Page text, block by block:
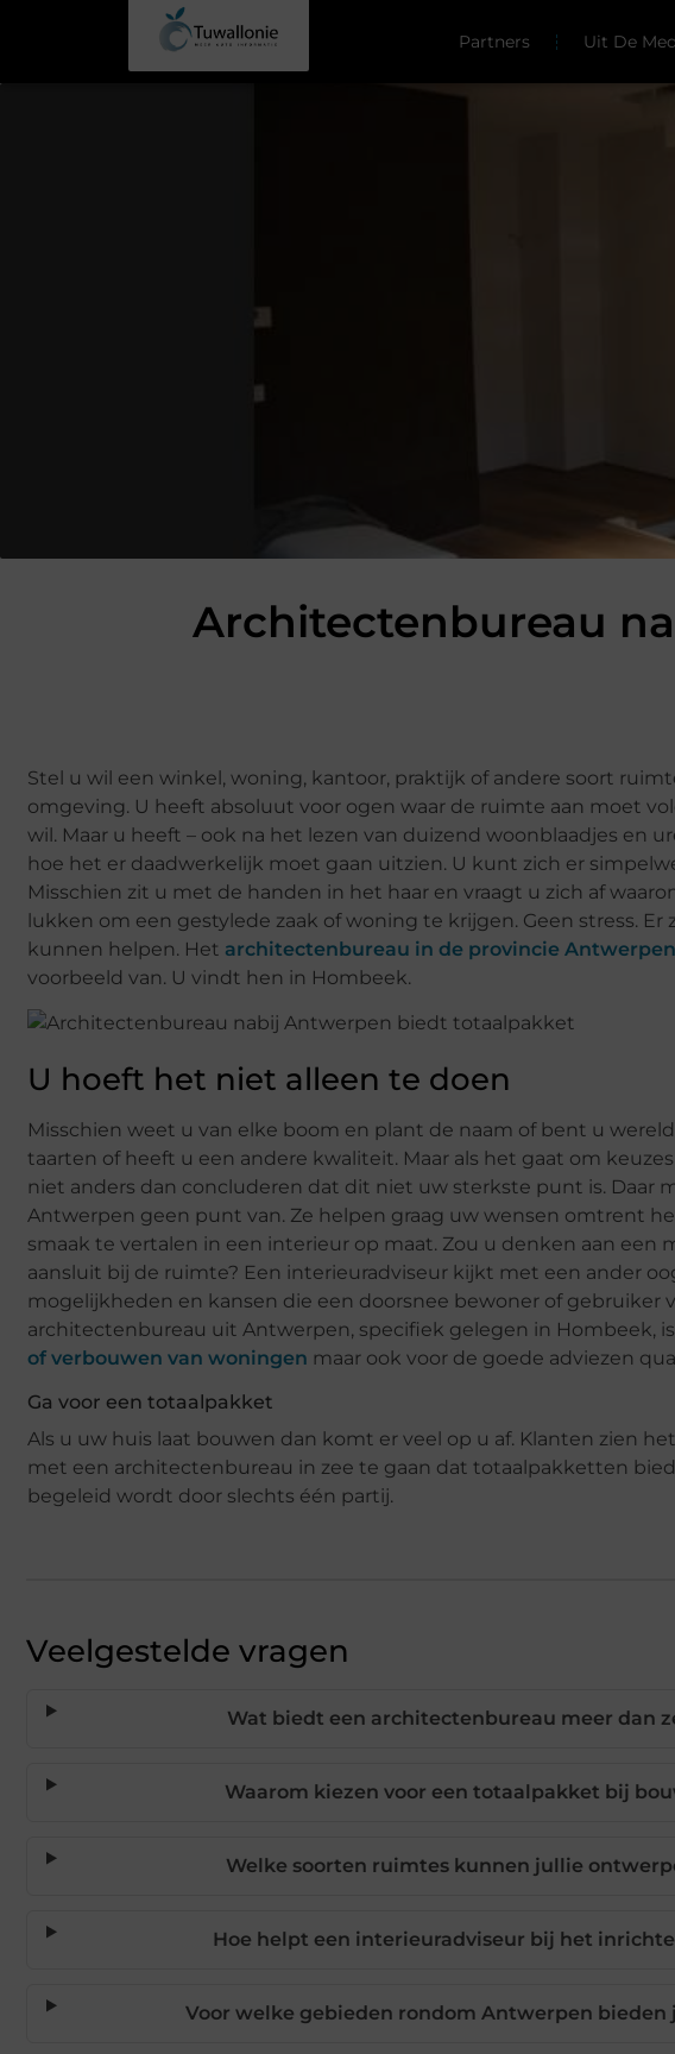
Partners Uit De
Architectenbureau
Stel u wil een winkel, woning, kantoor, praktijk of andere soort
omgeving. U heeft absoluut voor ogen waar de ruimte aan moet
wil. Maar u heeft – ook na het lezen van duizend woonblaadjes en
hoe het er daadwerkelijk moet gaan uitzien. U kunt zich er
Misschien zit u met de handen in het haar en vraagt u zich af
lukken om een gestylede zaak of woning te krijgen. Geen stress.
kunnen helpen. Het architectenbureau in de provincie Antwerpen
voorbeeld van. U vindt hen in Hombeek.
U hoeft het niet alleen te doen
Misschien weet u van elke boom en plant de naam of bent u
taarten of heeft u een andere kwaliteit. Maar als het gaat om
niet anders dan concluderen dat dit niet uw sterkste punt is. Daar
Antwerpen geen punt van. Ze helpen graag uw wensen omtrent
smaak te vertalen in een interieur op maat. Zou u denken aan een
aansluit bij de ruimte? Een interieuradviseur kijkt met een ander
mogelijkheden en kansen die een doorsnee bewoner of gebruiker
architectenbureau uit Antwerpen, specifiek gelegen in Hombeek,
of verbouwen van woningen maar ook voor de goede adviezen
Ga voor een totaalpakket
Als u uw huis laat bouwen dan komt er veel op u af. Klanten zien
met een architectenbureau in zee te gaan dat totaalpakketten
begeleid wordt door slechts één partij.
Veelgestelde vragen
Wat biedt een architectenbureau meer dan
Waarom kiezen voor een totaalpakket bij
Welke soorten ruimtes kunnen jullie
Hoe helpt een interieuradviseur bij het
Voor welke gebieden rondom Antwerpen bieden